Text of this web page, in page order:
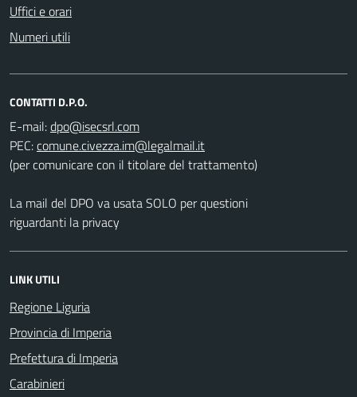
Uffici e orari
Numeri utili
CONTATTI D.P.O.
E-mail:
PEC:
(per comunicare con il titolare del trattamento)
La mail del DPO va usata SOLO per questioni
riguardanti la privacy
LINK UTILI
Regione Liguria
Provincia di Imperia
Prefettura di Imperia
Carabinieri